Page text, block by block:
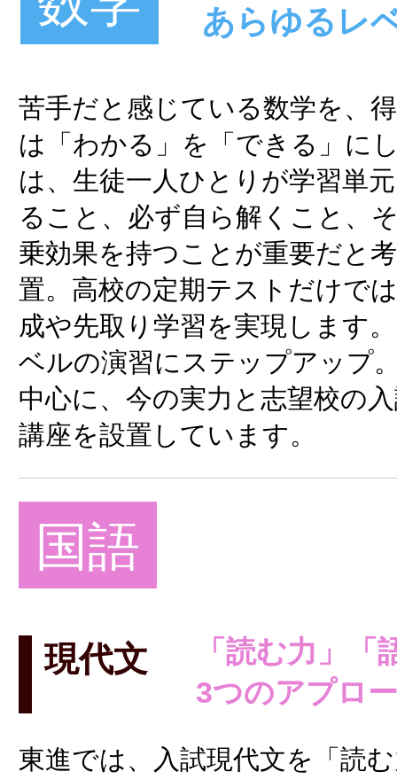
あらゆるレ
苦手だと感じている数学を、
は「わかる」を「できる」に
は、生徒一人ひとりが学習単
ること、必ず自ら解くこと、
乗効果を持つことが重要だと
置。高校の定期テストだけで
成や先取り学習を実現します
ベルの演習にステップアップ
中心に、今の実力と志望校の
講座を設置しています。
国語
現代文
「読む力」
3つのアプロ
東進では、入試現代文を「読